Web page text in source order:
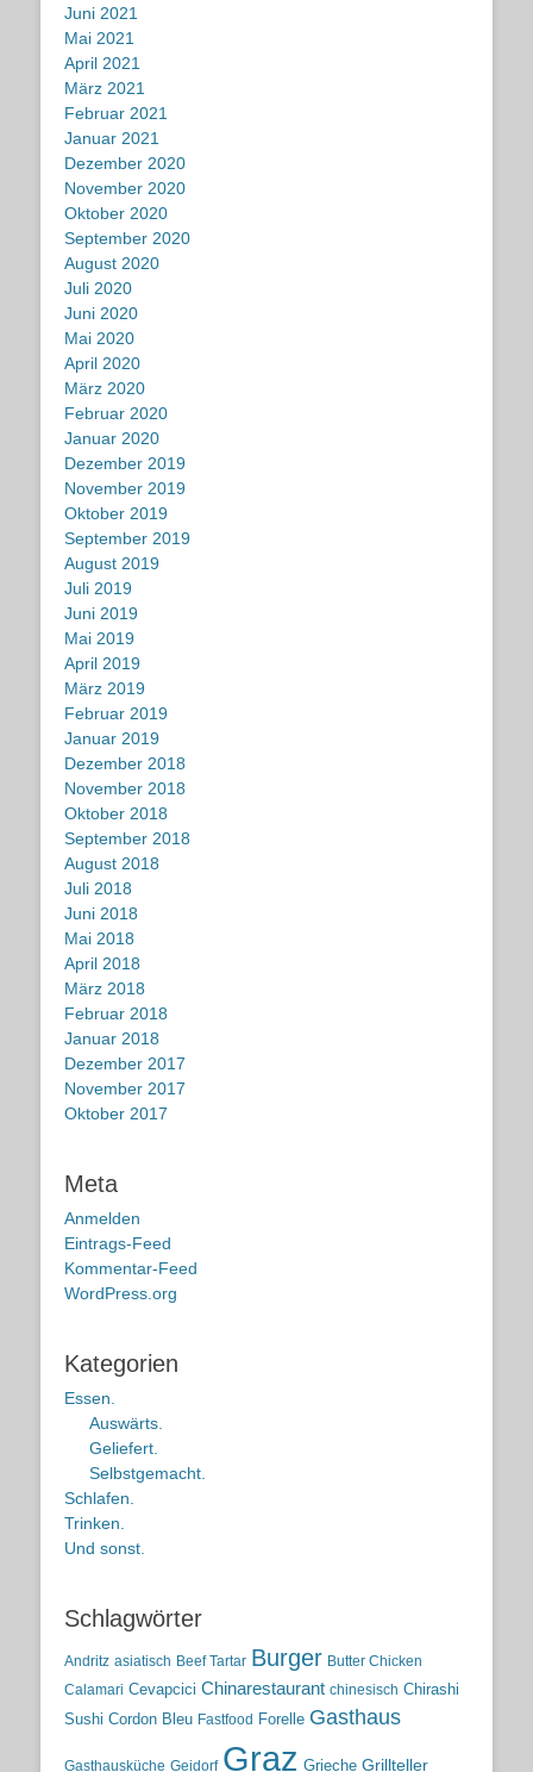
Juni 2021
Mai 2021
April 2021
März 2021
Februar 2021
Januar 2021
Dezember 2020
November 2020
Oktober 2020
September 2020
August 2020
Juli 2020
Juni 2020
Mai 2020
April 2020
März 2020
Februar 2020
Januar 2020
Dezember 2019
November 2019
Oktober 2019
September 2019
August 2019
Juli 2019
Juni 2019
Mai 2019
April 2019
März 2019
Februar 2019
Januar 2019
Dezember 2018
November 2018
Oktober 2018
September 2018
August 2018
Juli 2018
Juni 2018
Mai 2018
April 2018
März 2018
Februar 2018
Januar 2018
Dezember 2017
November 2017
Oktober 2017
Meta
Anmelden
Eintrags-Feed
Kommentar-Feed
WordPress.org
Kategorien
Essen.
Auswärts.
Geliefert.
Selbstgemacht.
Schlafen.
Trinken.
Und sonst.
Schlagwörter
Andritz asiatisch Beef Tartar Burger Butter Chicken
Calamari Cevapcici Chinarestaurant chinesisch Chirashi
Sushi Cordon Bleu Fastfood Forelle Gasthaus
Gasthausküche Geidorf Graz Grieche Grillteller